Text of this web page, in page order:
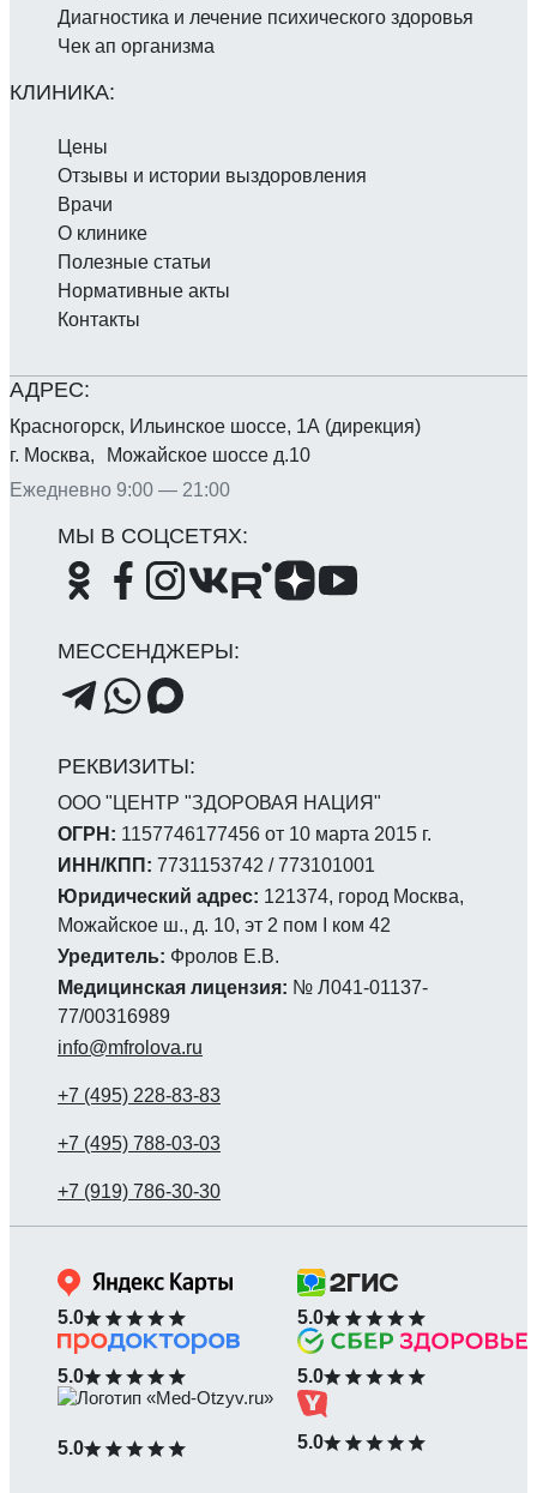
ООО "ЦЕНТР "ЗДОРОВАЯ НАЦИЯ"
ОГРН: 1157746177456 от 10 марта 2015 г.
ИНН/КПП: 7731153742 / 773101001
Юридический адрес: 121374, город Москва,
Можайское ш., д. 10, эт 2 пом I ком 42
Уредитель: Фролов Е.В.
Медицинская лицензия: № Л041-01137-
77/00316989
info@mfrolova.ru
Красногорск, Ильинское шоссе, 1А (дирекция)
г. Москва, Можайское шоссе д.10
Ежедневно 9:00 — 21:00
Диагностика и лечение психического здоровья
Чек ап организма
Цены
Отзывы и истории выздоровления
Врачи
О клинике
Полезные статьи
Нормативные акты
Контакты
5.0 5.0
5.0 5.0
5.0 5.0